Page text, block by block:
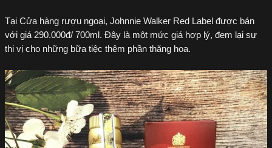
Tại Cửa hàng rượu ngoại, Johnnie Walker Red Label được bán
với giá 290.000đ/ 700ml. Đây là một mức giá hợp lý, đem lại sự
thi vị cho những bữa tiệc thêm phần thăng hoa.